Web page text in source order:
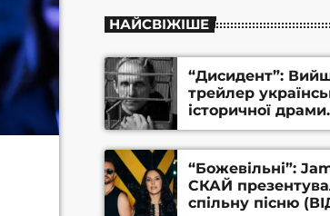
НАЙСВІЖІШЕ
“Дисидент”:
трейлер
історичної драми
Станіслава
Андрія
“Божевільні”:
СКАЙ
спільну пісню